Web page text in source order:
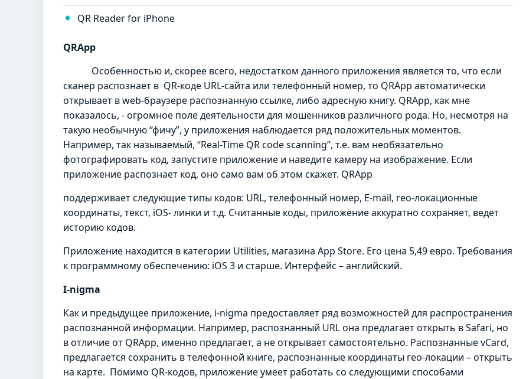
QR Reader for iPhone
QRApp
Особенностью и, скорее всего, недостатком данного приложения является то, что если
сканер распознает в QR-коде URL-сайта или телефонный номер, то QRApp автоматически
открывает в web-браузере распознанную ссылке, либо адресную книгу. QRApp, как мне
показалось, - огромное поле деятельности для мошенников различного рода. Но, несмотря на
такую необычную “фичу”, у приложения наблюдается ряд положительных моментов.
Например, так называемый, “Real-Time QR code scanning”, т.е. вам необязательно
фотографировать код, запустите приложение и наведите камеру на изображение. Если
приложение распознает код, оно само вам об этом скажет. QRApp
поддерживает следующие типы кодов: URL, телефонный номер, E-mail, гео-локационные
координаты, текст, iOS- линки и т.д. Считанные коды, приложение аккуратно сохраняет, ведет
историю кодов.
Приложение находится в категории Utilities, магазина App Store. Его цена 5,49 евро. Требования
к программному обеспечению: iOS 3 и старше. Интерфейс – английский.
I-nigma
Как и предыдущее приложение, i-nigma предоставляет ряд возможностей для распространения
распознанной информации. Например, распознанный URL она предлагает открыть в Safari, но
в отличие от QRApp, именно предлагает, а не открывает самостоятельно. Распознанные vCard,
предлагается сохранить в телефонной книге, распознанные координаты гео-локации – открыть
на карте. Помимо QR-кодов, приложение умеет работать со следующими способами